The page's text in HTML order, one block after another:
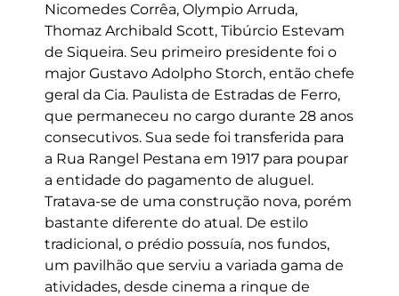
Nicomedes Corrêa, Olympio Arruda,
Thomaz Archibald Scott, Tibúrcio Estevam
de Siqueira. Seu primeiro presidente foi o
major Gustavo Adolpho Storch, então chefe
geral da Cia. Paulista de Estradas de Ferro,
que permaneceu no cargo durante 28 anos
consecutivos. Sua sede foi transferida para
a Rua Rangel Pestana em 1917 para poupar
a entidade do pagamento de aluguel.
Tratava-se de uma construção nova, porém
bastante diferente do atual. De estilo
tradicional, o prédio possuía, nos fundos,
um pavilhão que serviu a variada gama de
atividades, desde cinema a rinque de